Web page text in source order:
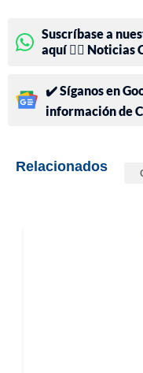
Suscríbase a
aquí 👉🏻 Noticias
✔️ Síganos en
información de
Relacionados